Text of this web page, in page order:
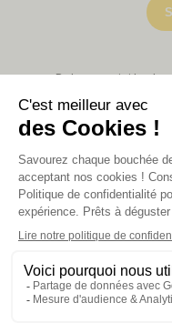
Retrouvez ici
VOIR